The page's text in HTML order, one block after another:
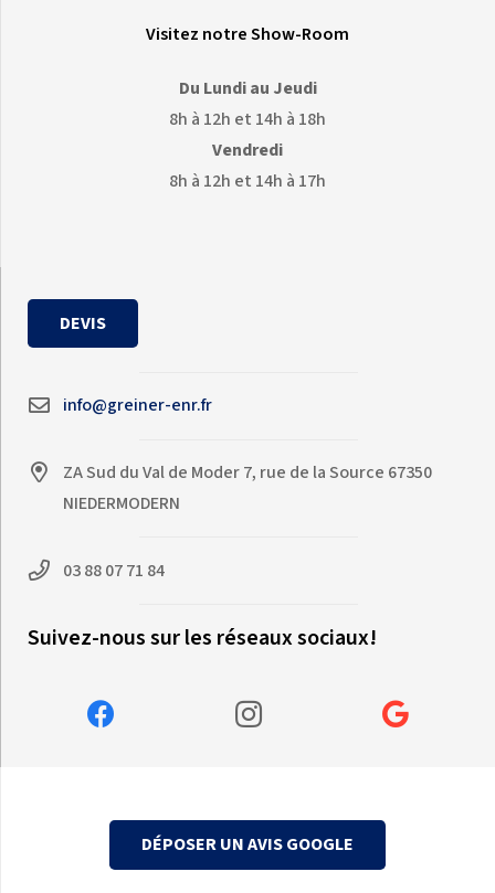
Visitez notre Show-Room
Du Lundi au Jeudi
8h à 12h et 14h à 18h
Vendredi
8h à 12h et 14h à 17h
DEVIS
info@greiner-enr.fr
ZA Sud du Val de Moder 7, rue de la Source 67350
NIEDERMODERN
03 88 07 71 84
Suivez-nous sur les réseaux sociaux!
DÉPOSER UN AVIS GOOGLE